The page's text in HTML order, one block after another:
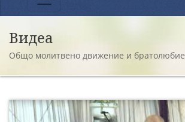
Видеа
Общо молитвено движение и братолюбие